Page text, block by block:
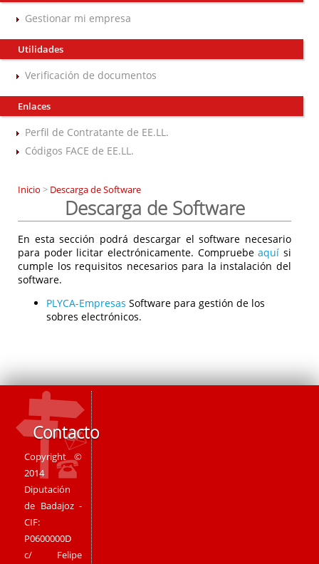
Gestionar mi empresa
Utilidades
Verificación de documentos
Enlaces
Perfil de Contratante de EE.LL.
Códigos FACE de EE.LL.
Inicio > Descarga de Software
Descarga de Software
En esta sección podrá descargar el software necesario
para poder licitar electrónicamente. Compruebeaquí si
cumple los requisitos necesarios para la instalación del
software.
PLYCA-Empresas Software para gestión de los
sobres electrónicos.
Contacto
Copyright ©
2014
Diputación
de Badajoz -
CIF:
P0600000D
c/ Felipe